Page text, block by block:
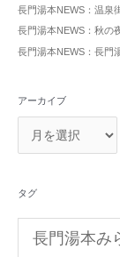
長門湯本NEWS：温泉
長門湯本NEWS：秋の
長門湯本NEWS：長門
アーカイブ
タグ
長門湯本み